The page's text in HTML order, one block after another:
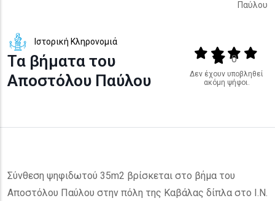
Παύλου
Ιστορική Κληρονομιά
Τα βήματα του
Αποστόλου Παύλου
Output format
(star)(star)(star)
(star)
0
Δεν έχουν υποβληθεί
ακόμη ψήφοι.
Σύνθεση ψηφιδωτού 35m2 βρίσκεται στο βήμα του
Αποστόλου Παύλου στην πόλη της Καβάλας δίπλα στο Ι.Ν.